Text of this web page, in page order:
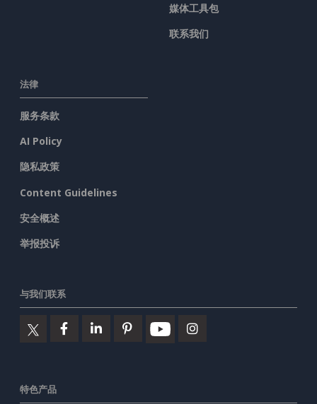
媒体工具包
联系我们
法律
服务条款
AI Policy
隐私政策
Content Guidelines
安全概述
举报投诉
与我们联系
特色产品